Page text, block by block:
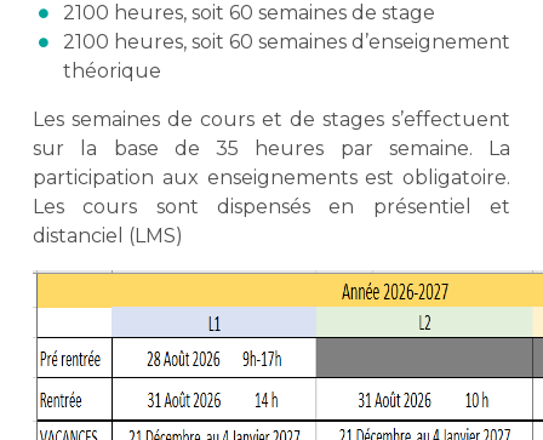
2100 heures, soit 60 semaines de stage
2100 heures, soit 60 semaines d’enseignement
théorique
Les semaines de cours et de stages s’effectuent
sur la base de 35 heures par semaine. La
participation aux enseignements est obligatoire.
Les cours sont dispensés en présentiel et
distanciel (LMS)